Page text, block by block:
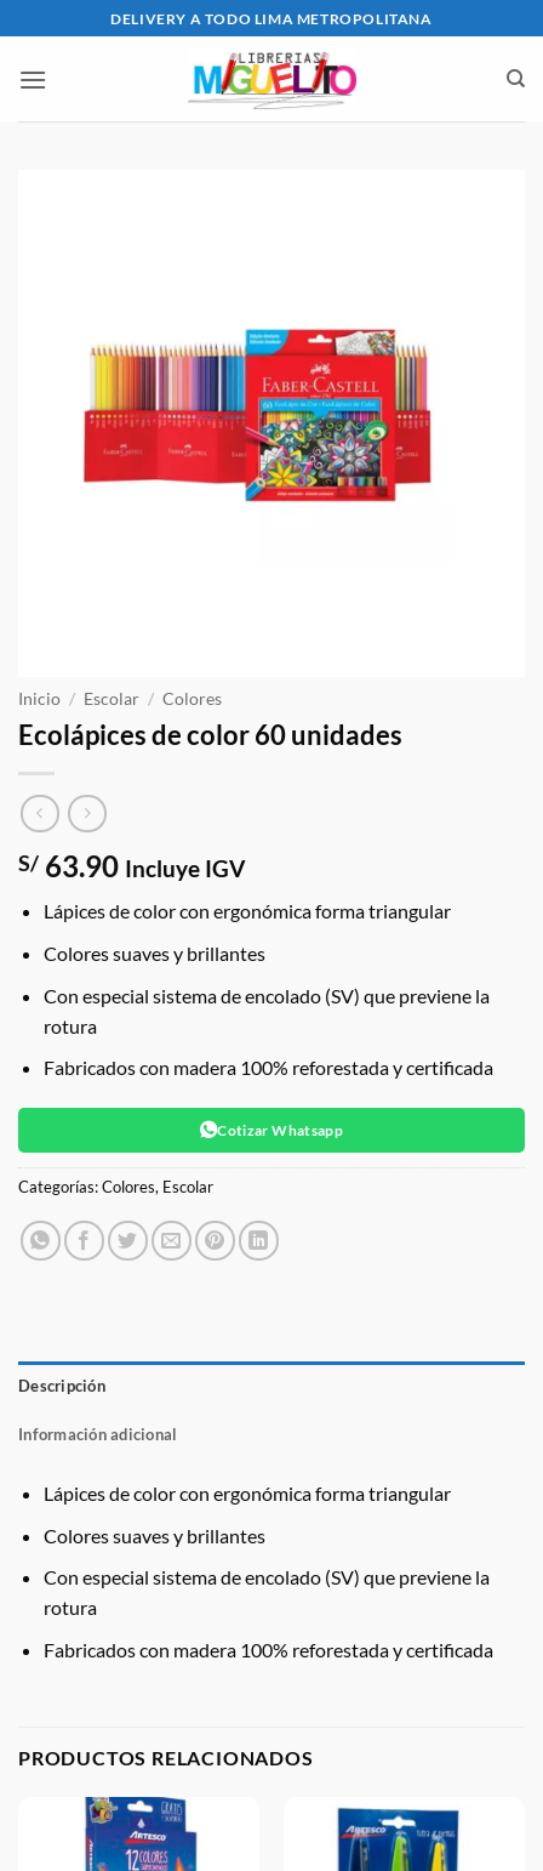
al
contenido
DELIVERY A TODO LIMA METROPOLITANA
Inicio / Escolar / Colores
Ecolápices de color 60 unidades
S/ 63.90 Incluye IGV
Lápices de color con ergonómica forma triangular
Colores suaves y brillantes
Con especial sistema de encolado (SV) que previene la
rotura
Fabricados con madera 100% reforestada y certificada
Cotizar Whatsapp
Categorías:Colores, Escolar
Descripción
Información adicional
Lápices de color con ergonómica forma triangular
Colores suaves y brillantes
Con especial sistema de encolado (SV) que previene la
rotura
Fabricados con madera 100% reforestada y certificada
PRODUCTOS RELACIONADOS